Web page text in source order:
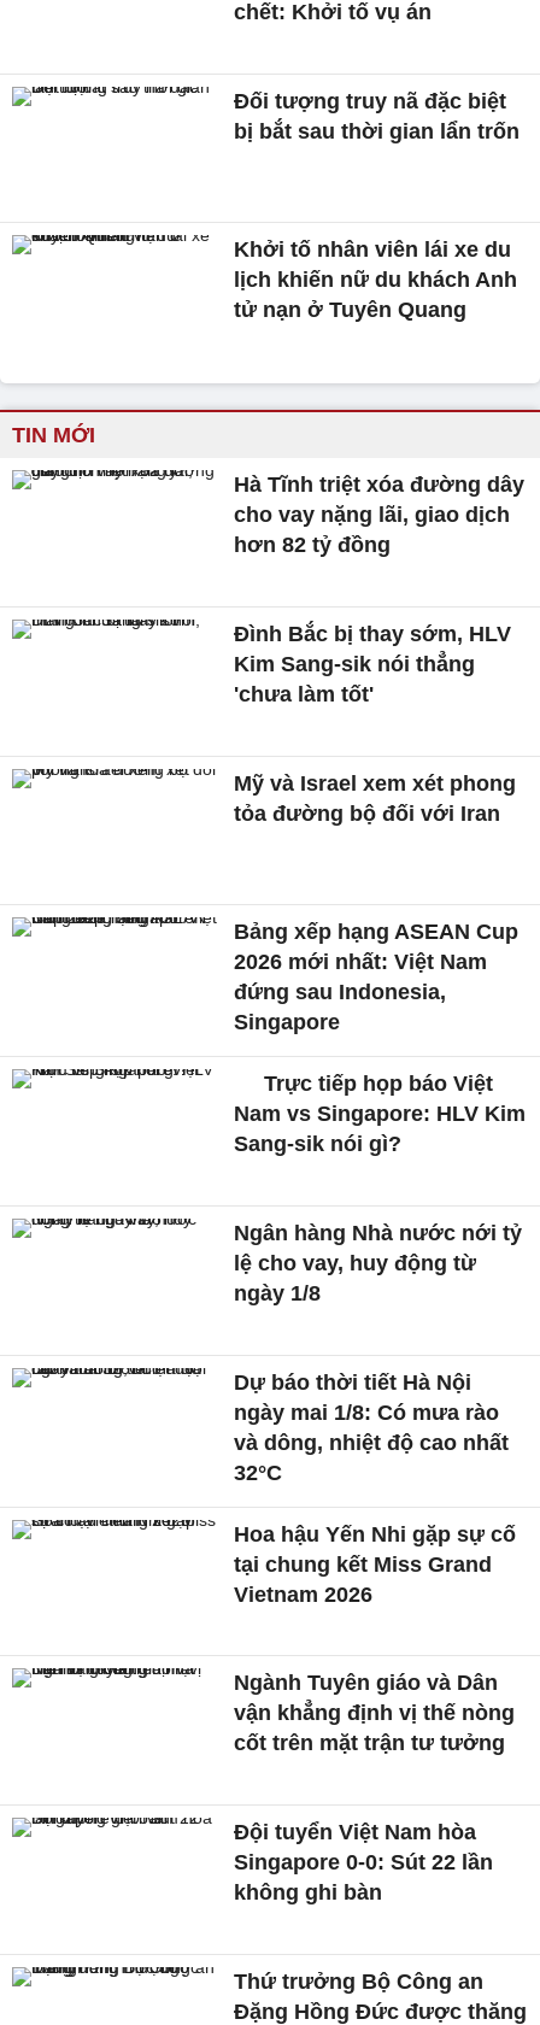
chết: Khởi tố vụ án
Đối tượng truy nã đặc biệt
bị bắt sau thời gian lẩn trốn
Khởi tố nhân viên lái xe du
lịch khiến nữ du khách Anh
tử nạn ở Tuyên Quang
TIN MỚI
Hà Tĩnh triệt xóa đường dây
cho vay nặng lãi, giao dịch
hơn 82 tỷ đồng
Đình Bắc bị thay sớm, HLV
Kim Sang-sik nói thẳng
'chưa làm tốt'
Mỹ và Israel xem xét phong
tỏa đường bộ đối với Iran
Bảng xếp hạng ASEAN Cup
2026 mới nhất: Việt Nam
đứng sau Indonesia,
Singapore
Trực tiếp họp báo Việt
Nam vs Singapore: HLV Kim
Sang-sik nói gì?
Ngân hàng Nhà nước nới tỷ
lệ cho vay, huy động từ
ngày 1/8
Dự báo thời tiết Hà Nội
ngày mai 1/8: Có mưa rào
và dông, nhiệt độ cao nhất
32°C
Hoa hậu Yến Nhi gặp sự cố
tại chung kết Miss Grand
Vietnam 2026
Ngành Tuyên giáo và Dân
vận khẳng định vị thế nòng
cốt trên mặt trận tư tưởng
Đội tuyển Việt Nam hòa
Singapore 0-0: Sút 22 lần
không ghi bàn
Thứ trưởng Bộ Công an
Đặng Hồng Đức được thăng